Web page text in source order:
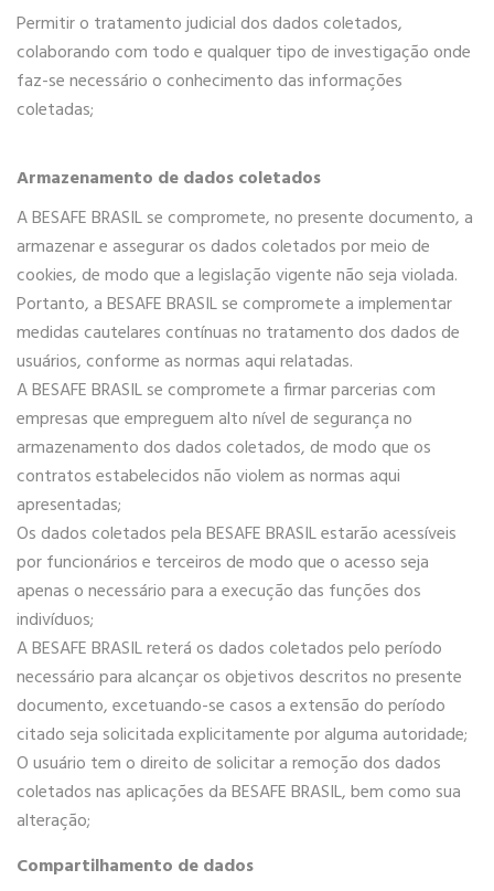
Permitir o tratamento judicial dos dados coletados,
colaborando com todo e qualquer tipo de investigação onde
faz-se necessário o conhecimento das informações
coletadas;
Armazenamento de dados coletados
A BESAFE BRASIL se compromete, no presente documento, a
armazenar e assegurar os dados coletados por meio de
cookies, de modo que a legislação vigente não seja violada.
Portanto, a BESAFE BRASIL se compromete a implementar
medidas cautelares contínuas no tratamento dos dados de
usuários, conforme as normas aqui relatadas.
A BESAFE BRASIL se compromete a firmar parcerias com
empresas que empreguem alto nível de segurança no
armazenamento dos dados coletados, de modo que os
contratos estabelecidos não violem as normas aqui
apresentadas;
Os dados coletados pela BESAFE BRASIL estarão acessíveis
por funcionários e terceiros de modo que o acesso seja
apenas o necessário para a execução das funções dos
indivíduos;
A BESAFE BRASIL reterá os dados coletados pelo período
necessário para alcançar os objetivos descritos no presente
documento, excetuando-se casos a extensão do período
citado seja solicitada explicitamente por alguma autoridade;
O usuário tem o direito de solicitar a remoção dos dados
coletados nas aplicações da BESAFE BRASIL, bem como sua
alteração;
Compartilhamento de dados